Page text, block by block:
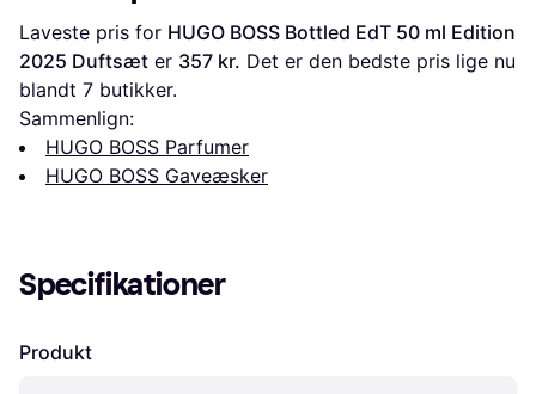
Laveste pris for HUGO BOSS Bottled EdT 50 ml Edition
2025 Duftsæt er 357 kr. Det er den bedste pris lige nu
blandt 7 butikker.
Sammenlign:
HUGO BOSS Parfumer
HUGO BOSS Gaveæsker
Specifikationer
Produkt